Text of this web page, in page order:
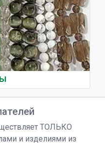
ТОЛЬКО
и изделиями из